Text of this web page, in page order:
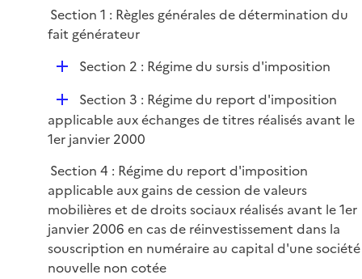
e
r
e
p
l
i
e
r
Section 1 : Règles générales de détermination du
fait générateur
D
l
i
e
r
Section 2 : Régime du sursis d'imposition
D
é
p
i
e
r
Section 3 : Régime du report d'imposition
applicable aux échanges de titres réalisés avant le
1er janvier 2000
Section 4 : Régime du report d'imposition
applicable aux gains de cession de valeurs
mobilières et de droits sociaux réalisés avant le 1er
janvier 2006 en cas de réinvestissement dans la
souscription en numéraire au capital d'une société
nouvelle non cotée